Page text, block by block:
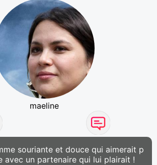
maeline
souriante et douce qui aimerait p
avec un partenaire qui lui plairait !